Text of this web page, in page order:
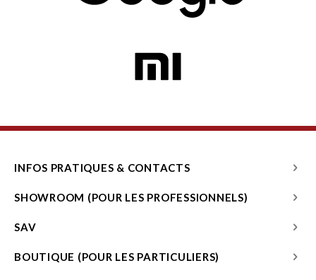
INFOS PRATIQUES & CONTACTS
SHOWROOM (POUR LES PROFESSIONNELS)
SAV
BOUTIQUE (POUR LES PARTICULIERS)